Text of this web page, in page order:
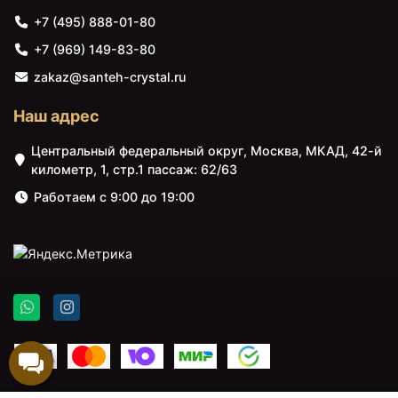
11100 ₽
Сиденье для унитаза с
микролифтом
Ambassador Nord
Сиденье для унитаза с
микролифтом
Ambassador Nord
11100 ₽ 11100 ₽
+7 (495) 888-01-80
+7 (969) 149-83-80
zakaz@santeh-crystal.ru
Наш адрес
Центральный федеральный округ, Москва, МКАД, 42-й
километр, 1, стр.1 пассаж: 62/63
Работаем с 9:00 до 19:00